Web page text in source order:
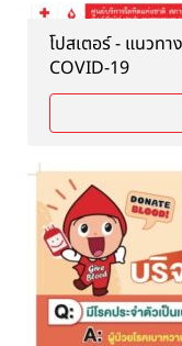
โปสเตอร์ - แนวท
COVID-19